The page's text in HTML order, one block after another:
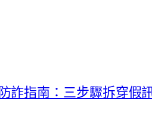
詐指南：三步驟拆穿假